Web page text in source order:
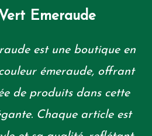
Emeraude
est une boutique en
émeraude, offrant
de produits dans cette
Chaque article est